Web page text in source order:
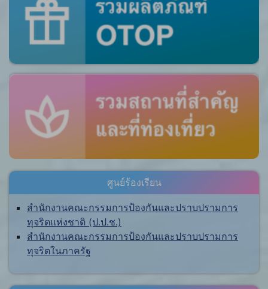
ศูนย์ร้องเรียน
สำนักงานคณะกรรมการป้องกันและปราบปรามการ
ทุจริตแห่งชาติ (ป.ป.ช.)
สำนักงานคณะกรรมการป้องกันและปราบปรามการ
ทุจริตในภาครัฐ